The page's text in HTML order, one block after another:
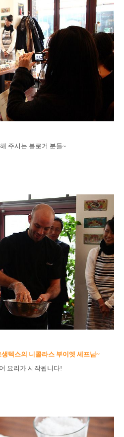
주시는 블로거 분들~
생텍스의 니콜라스 부이엣 셰프님~
요리가 시작됩니다!